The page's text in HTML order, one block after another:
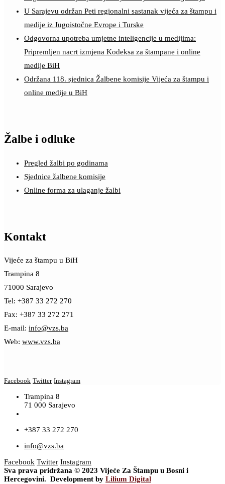
U Sarajevu održan Peti regionalni sastanak vijeća za štampu i
medije iz Jugoistočne Evrope i Turske
Odgovorna upotreba umjetne inteligencije u medijima:
Pripremljen nacrt izmjena Kodeksa za štampane i online
medije BiH
Održana 118. sjednica Žalbene komisije Vijeća za štampu i
online medije u BiH
Žalbe i odluke
Pregled žalbi po godinama
Sjednice žalbene komisije
Online forma za ulaganje žalbi
Kontakt
Vijeće za štampu u BiH
Trampina 8
71000 Sarajevo
Tel: +387 33 272 270
Fax: +387 33 272 271
E-mail: info@vzs.ba
Web: www.vzs.ba
Facebook Twitter Instagram
Trampina 8
71 000 Sarajevo
+387 33 272 270
info@vzs.ba
Facebook Twitter Instagram
Sva prava pridržana © 2023 Vijeće Za Štampu u Bosni i
Hercegovini. Development by Lilium Digital